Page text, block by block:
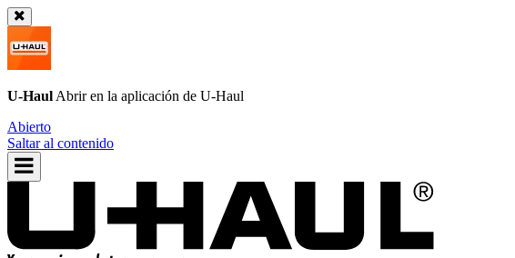
U-Haul Abrir en la aplicación de U-Haul
Abierto
Saltar al contenido